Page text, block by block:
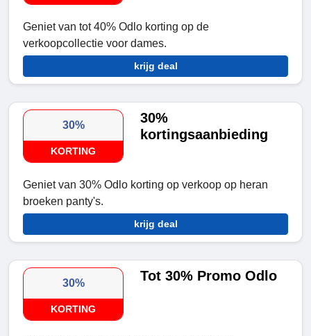
Geniet van tot 40% Odlo korting op de
verkoopcollectie voor dames.
krijg deal
30%
KORTING
30%
kortingsaanbieding
Geniet van 30% Odlo korting op verkoop op heran
broeken panty's.
krijg deal
30%
KORTING
Tot 30% Promo Odlo